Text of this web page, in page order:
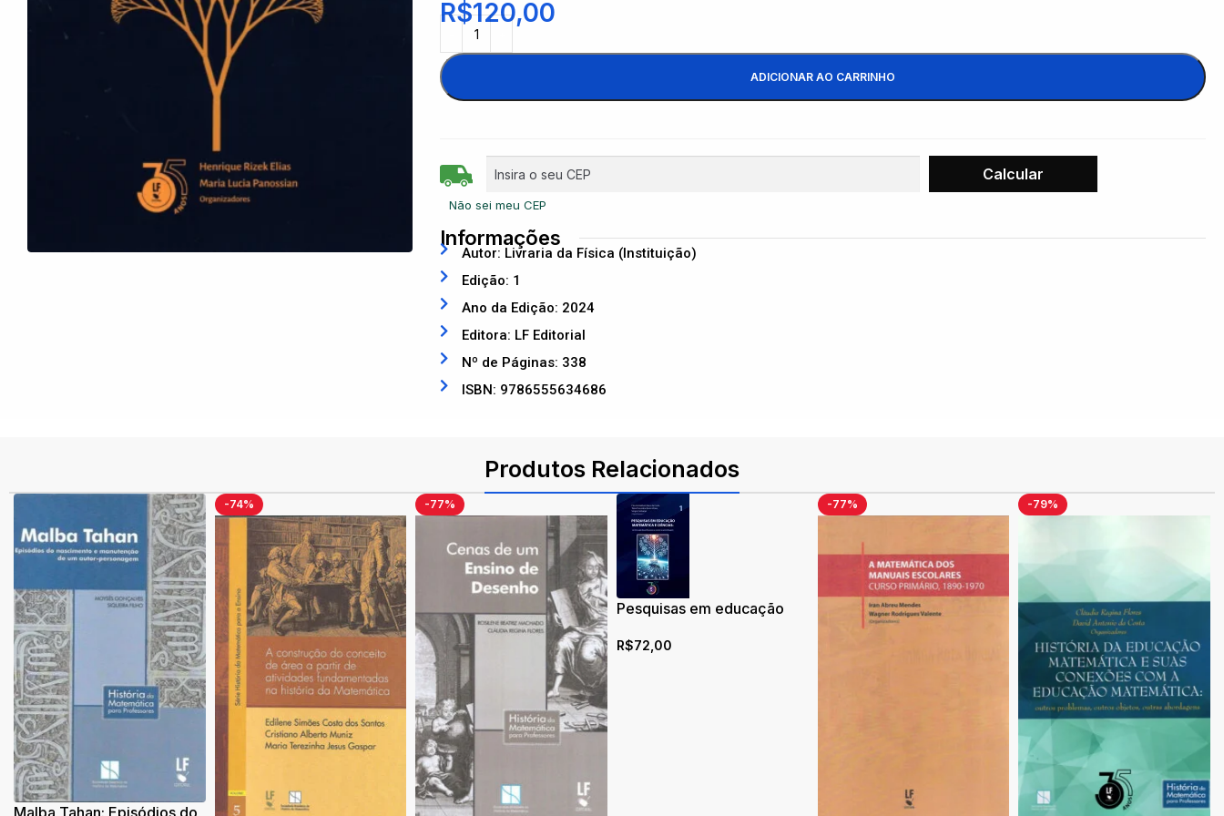
R$120,00
ADICIONAR AO CARRINHO
Não sei meu CEP
Informações
Autor: Livraria da Física (Instituição)
Edição: 1
Ano da Edição: 2024
Editora: LF Editorial
Nº de Páginas: 338
ISBN: 9786555634686
Produtos Relacionados
Malba Tahan: Episódios do
-74% -77%
Pesquisas em educação
R$72,00
-77% -79%